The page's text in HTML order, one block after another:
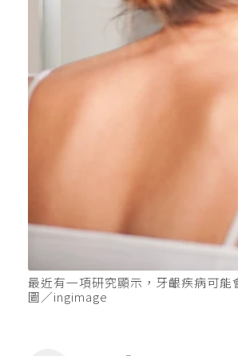
最近有一項研究顯示，牙齦疾病可
圖／ingimage